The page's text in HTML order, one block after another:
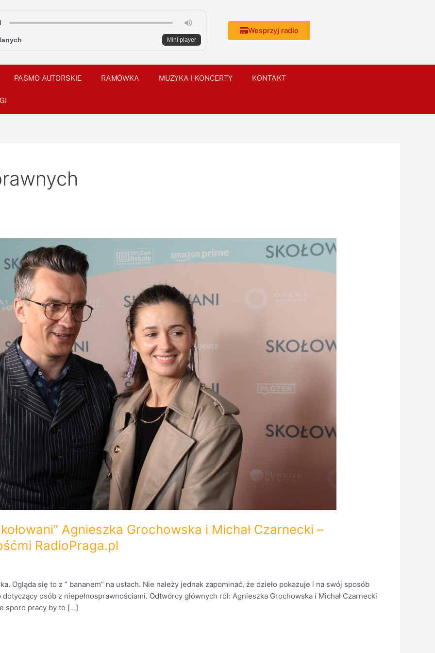
Mini player
Wesprzyj radio
PASMO AUTORSKIE RAMÓWKA MUZYKA I KONCERTY KONTAKT
Agnieszka Grochowska i Michał Czarnecki –
RadioPraga.pl
Ogląda się to z ” bananem” na ustach. Nie należy jednak zapominać, że dzieło pokazuje i na swój sposób
osób z niepełnosprawnościami. Odtwórcy głównych ról: Agnieszka Grochowska i Michał Czarnecki
sporo pracy by to […]